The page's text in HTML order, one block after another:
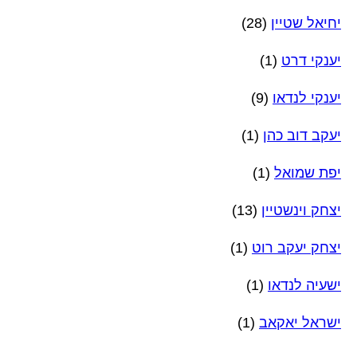
יחיאל שטיין (28)
יענקי דרט (1)
יענקי לנדאו (9)
יעקב דוב כהן (1)
יפת שמואל (1)
יצחק וינשטיין (13)
יצחק יעקב רוט (1)
ישעיה לנדאו (1)
ישראל יאקאב (1)